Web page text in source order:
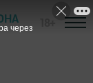
через